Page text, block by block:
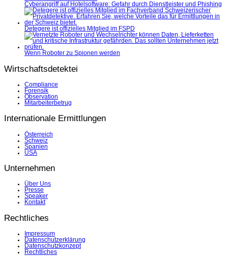
Cyberangriff auf Hotelsoftware: Gefahr durch Dienstleister und Phishing
Detegere ist offizielles Mitglied im FSPD
Wenn Roboter zu Spionen werden
Wirtschaftsdetektei
Compliance
Forensik
Observation
Mitarbeiterbetrug
Internationale Ermittlungen
Österreich
Schweiz
Spanien
USA
Unternehmen
Über Uns
Presse
Speaker
Kontakt
Rechtliches
Impressum
Datenschutzerklärung
Datenschutzkonzept
Rechtliches